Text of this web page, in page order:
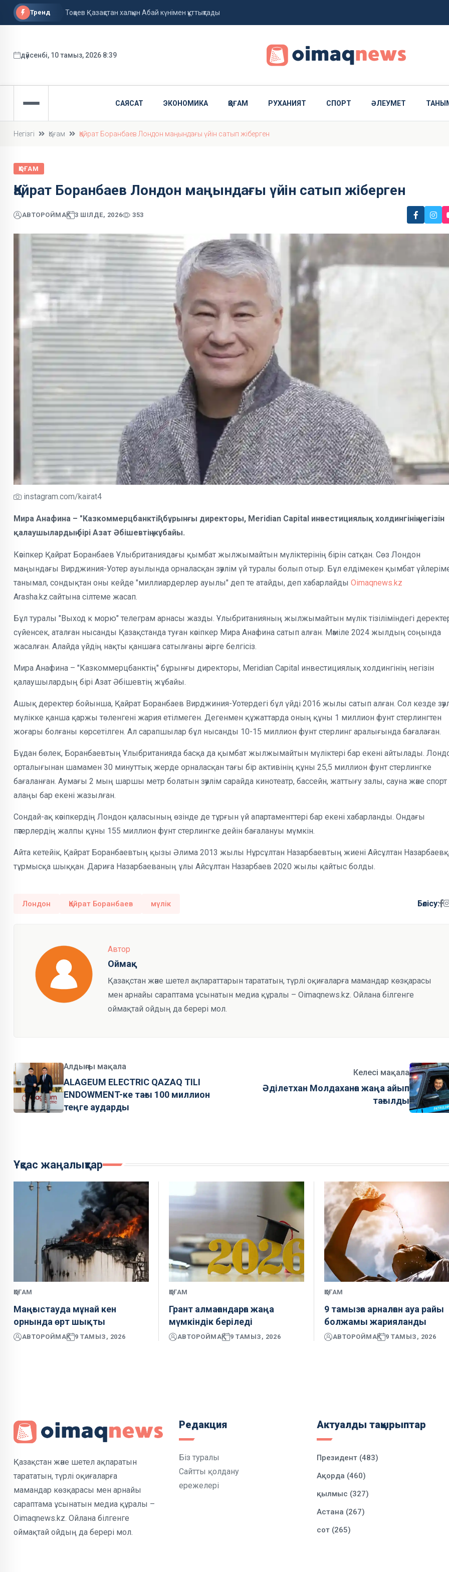
Тренд Тоқаев Қазақстан халқын Абай күнімен құттықтады
Астанада осы апта жауын-шашынсыз әрі ыстық болады
дүйсенбі, 10 тамыз, 2026 8:39
САЯСАТ ЭКОНОМИКА ҚОҒАМ РУХАНИЯТ СПОРТ ӘЛЕУМЕТ
Негізгі Қоғам Қайрат Боранбаев Лондон маңындағы үйін сатып жіберген
ҚОҒАМ
Қайрат Боранбаев Лондон маңындағы үйін сатып жіберген
АВТОРОЙМАҚ 3 ШІЛДЕ, 2026 353
instagram.com/kairat4
Мира Анафина – "Казкоммерцбанктің" бұрынғы директоры, Meridian Capital инвестициялық холдингінің негізін
қалаушылардың бірі Азат Әбішевтің жұбайы.
Кәсіпкер Қайрат Боранбаев Ұлыбританиядағы қымбат жылжымайтын мүліктерінің бірін сатқан. Сөз Лондон
маңындағы Вирджиния-Уотер ауылында орналасқан зәулім үй туралы болып отыр. Бұл елдімекен қымбат
танымал, сондықтан оны кейде "миллиардерлер ауылы" деп те атайды, деп хабарлайды Oimaqnews.kz
Arasha.kz.сайтына сілтеме жасап.
Бұл туралы "Выход к морю" телеграм арнасы жазды. Ұлыбританияның жылжымайтын мүлік тізіліміндегі
сүйенсек, аталған нысанды Қазақстанда туған кәсіпкер Мира Анафина сатып алған. Мәміле 2024 жылдың соңында
жасалған. Алайда үйдің нақты қаншаға сатылғаны әзірге белгісіз.
Мира Анафина – "Казкоммерцбанктің" бұрынғы директоры, Meridian Capital инвестициялық холдингінің негізін
қалаушылардың бірі Азат Әбішевтің жұбайы.
Ашық деректер бойынша, Қайрат Боранбаев Вирджиния-Уотердегі бұл үйді 2016 жылы сатып алған. Сол кезде
мүлікке қанша қаржы төленгені жария етілмеген. Дегенмен құжаттарда оның құны 1 миллион фунт стерлингтен
жоғары болғаны көрсетілген. Ал сарапшылар бұл нысанды 10-15 миллион фунт стерлинг аралығында бағалаған.
Бұдан бөлек, Боранбаевтың Ұлыбританияда басқа да қымбат жылжымайтын мүліктері бар екені айтылады.
орталығынан шамамен 30 минуттық жерде орналасқан тағы бір активінің құны 25,5 миллион фунт стерлингке
бағаланған. Аумағы 2 мың шаршы метр болатын зәулім сарайда кинотеатр, бассейн, жаттығу залы, сауна және спорт
алаңы бар екені жазылған.
Сондай-ақ кәсіпкердің Лондон қаласының өзінде де тұрғын үй апартаменттері бар екені хабарланды. Ондағы
пәтерлердің жалпы құны 155 миллион фунт стерлингке дейін бағалануы мүмкін.
Айта кетейік, Қайрат Боранбаевтың қызы Әлима 2013 жылы Нұрсұлтан Назарбаевтың жиені Айсұлтан
тұрмысқа шыққан. Дариға Назарбаеваның ұлы Айсұлтан Назарбаев 2020 жылы қайтыс болды.
Лондон Қайрат Боранбаев мүлік Бөлісу:
Автор
Оймақ
Қазақстан және шетел ақпараттарын тарататын, түрлі оқиғаларға мамандар көзқарасы
мен арнайы сараптама ұсынатын медиа құралы – Oimaqnews.kz. Ойлана білгенге
оймақтай ойдың да берері мол.
Алдыңғы мақала
ALAGEUM ELECTRIC QAZAQ TILI
ENDOWMENT-ке тағы 100 миллион
теңге аударды
Келесі мақала
Әділетхан Молдаханға жаңа айып
тағылды
Ұқсас жаңалықтар
ҚОҒАМ
Маңғыстауда мұнай кен
орнында өрт шықты
АВТОРОЙМАҚ 9 ТАМЫЗ, 2026
ҚОҒАМ
Грант алмағандарға жаңа
мүмкіндік беріледі
АВТОРОЙМАҚ 9 ТАМЫЗ, 2026
ҚОҒАМ
9 тамызға арналған ауа райы
болжамы жарияланды
АВТОРОЙМАҚ 9 ТАМЫЗ, 2026
Қазақстан және шетел ақпаратын
тарататын, түрлі оқиғаларға
мамандар көзқарасы мен арнайы
сараптама ұсынатын медиа құралы –
Oimaqnews.kz. Ойлана білгенге
оймақтай ойдың да берері мол.
Редакция
Біз туралы
Сайтты қолдану
ережелері
Актуалды тақырыптар
Президент (483)
Ақорда (460)
қылмыс (327)
Астана (267)
сот (265)